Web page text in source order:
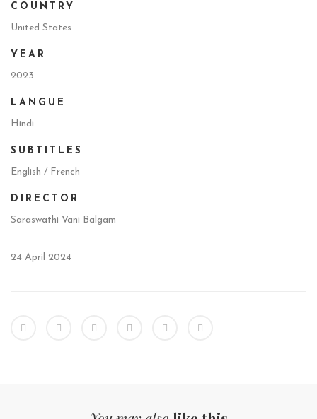
COUNTRY
United States
YEAR
2023
LANGUE
Hindi
SUBTITLES
English / French
DIRECTOR
Saraswathi Vani Balgam
24 April 2024